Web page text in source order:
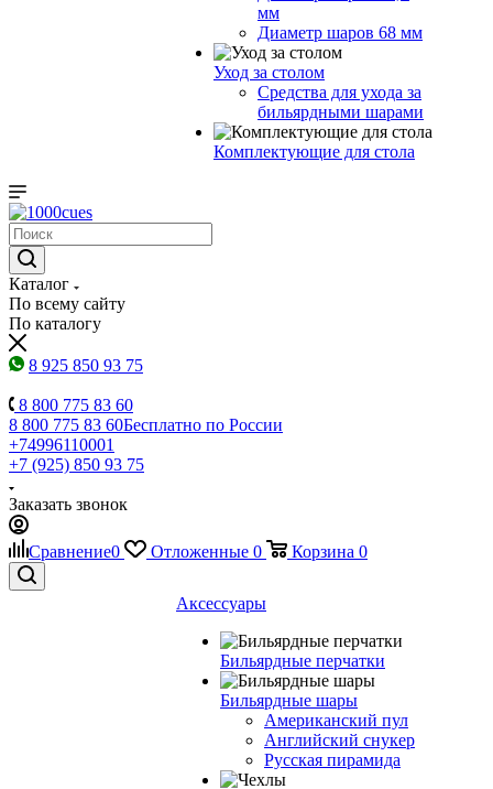
мм
Диаметр шаров 68 мм
Уход за столом
Средства для ухода за
бильярдными шарами
Комплектующие для стола
Каталог
По всему сайту
По каталогу
8 925 850 93 75
8 800 775 83 60
8 800 775 83 60Бесплатно по России
+74996110001
+7 (925) 850 93 75
Заказать звонок
Сравнение0 Отложенные 0 Корзина 0
Аксессуары
Бильярдные перчатки
Бильярдные шары
Американский пул
Английский снукер
Русская пирамида